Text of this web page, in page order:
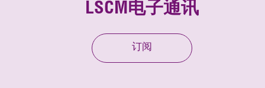
LSCM电子通讯
订阅